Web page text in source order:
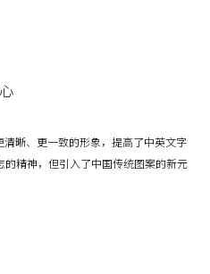
晰、更一致的形象，提高了中英文字
的精神，但引入了中国传统图案的新元